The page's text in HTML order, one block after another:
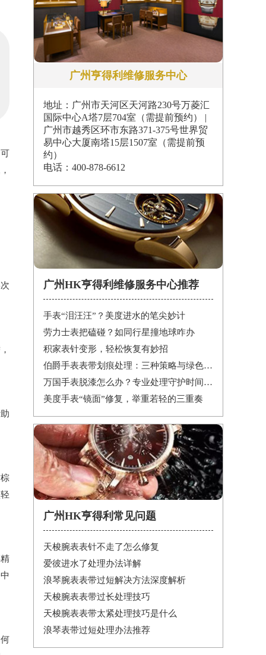
广州亨得利维修服务中心
地址：广州市天河区天河路230号万菱汇
国际中心A塔7层704室（需提前预约） |
广州市越秀区环市东路371-375号世界贸
易中心大厦南塔15层1507室（需提前预
约）
电话：400-878-6612
广州HK亨得利维修服务中心推荐
手表“泪汪汪”？美度进水的笔尖妙计
劳力士表把磕碰？如同行星撞地球咋办
积家表针变形，轻松恢复有妙招
伯爵手表表带划痕处理：三种策略与绿色陪伴
万国手表脱漆怎么办？专业处理守护时间之美
美度手表“镜面”修复，举重若轻的三重奏
广州HK亨得利常见问题
天梭腕表表针不走了怎么修复
爱彼进水了处理办法详解
浪琴腕表表带过短解决方法深度解析
天梭腕表表带过长处理技巧
天梭腕表表带太紧处理技巧是什么
浪琴表带过短处理办法推荐